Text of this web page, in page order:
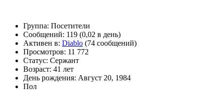
Группа: Посетители
Сообщений: 119 (0,02 в день)
Активен в: Diablo (74 сообщений)
Просмотров: 11 772
Статус: Сержант
Возраст: 41 лет
День рождения: Август 20, 1984
Пол